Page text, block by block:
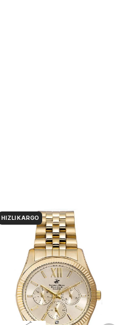
HIZLI KARGO